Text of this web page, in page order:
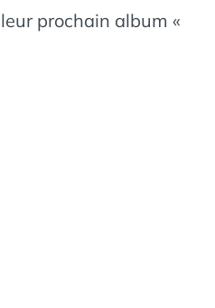
prochain album «